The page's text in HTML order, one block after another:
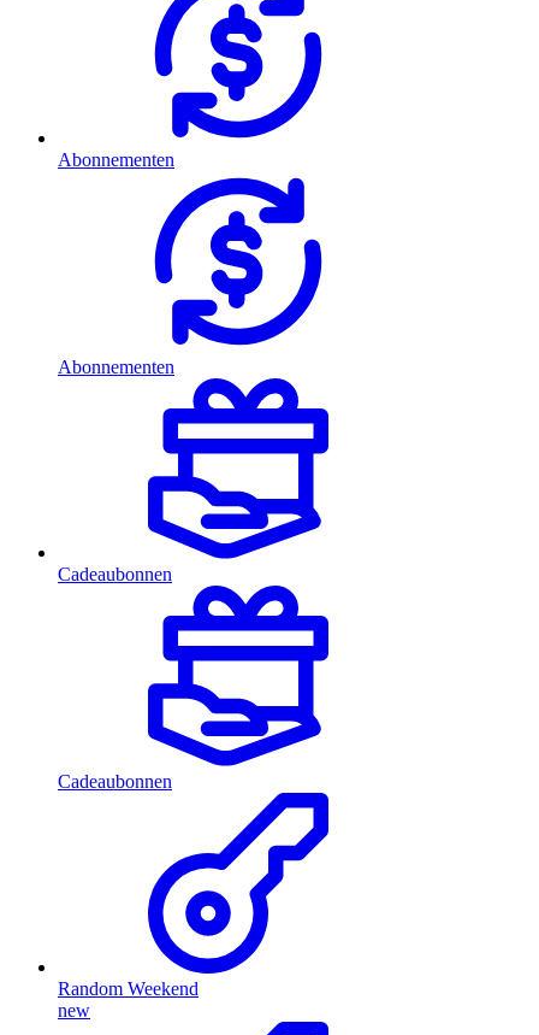
Abonnementen
Abonnementen
Cadeaubonnen
Cadeaubonnen
Random Weekend
new